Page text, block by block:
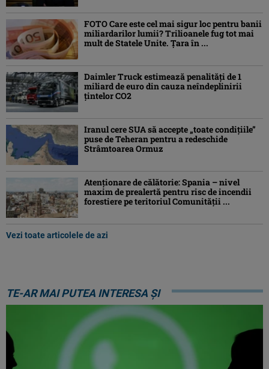
FOTO Care este cel mai sigur loc pentru banii
miliardarilor lumii? Trilioanele fug tot mai
mult de Statele Unite. Țara în ...
Daimler Truck estimează penalități de 1
miliard de euro din cauza neîndeplinirii
țintelor CO2
Iranul cere SUA să accepte „toate condiţiile”
puse de Teheran pentru a redeschide
Strâmtoarea Ormuz
Atenţionare de călătorie: Spania – nivel
maxim de prealertă pentru risc de incendii
forestiere pe teritoriul Comunităţii ...
Vezi toate articolele de azi
TE-AR MAI PUTEA INTERESA ȘI